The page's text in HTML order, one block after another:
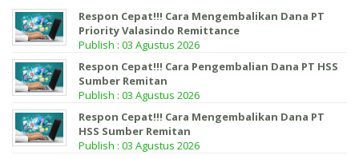
Respon Cepat!!! Cara Mengembalikan Dana PT
Priority Valasindo Remittance
Publish : 03 Agustus 2026
Respon Cepat!!! Cara Pengembalian Dana PT HSS
Sumber Remitan
Publish : 03 Agustus 2026
Respon Cepat!!! Cara Mengembalikan Dana PT
HSS Sumber Remitan
Publish : 03 Agustus 2026